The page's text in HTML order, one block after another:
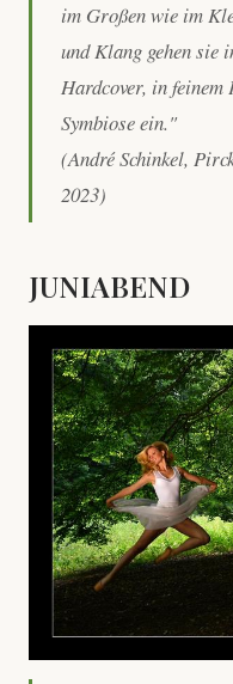
im Großen wie im
und Klang gehen sie
Hardcover, in
Symbiose ein."
(André Schinkel,
2023)
JUNIABEND